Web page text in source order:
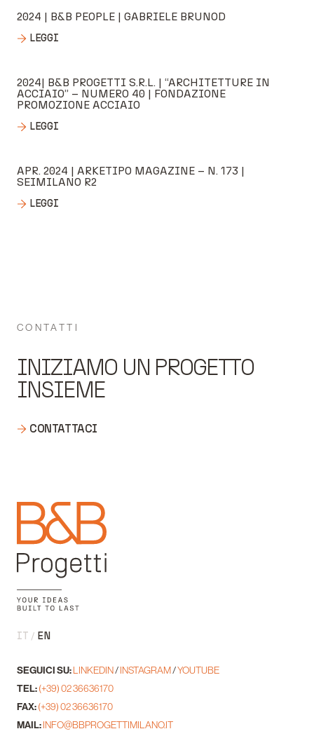
2024 | B&B PEOPLE | GABRIELE BRUNOD
LEGGI
2024| B&B PROGETTI S.R.L. | “ARCHITETTURE IN
ACCIAIO” – NUMERO 40 | FONDAZIONE
PROMOZIONE ACCIAIO
LEGGI
APR. 2024 | ARKETIPO MAGAZINE – N. 173 |
SEIMILANO R2
LEGGI
CONTATTI
INIZIAMO UN PROGETTO
INSIEME
CONTATTACI
IT EN
SEGUICI SU:LINKEDIN/INSTAGRAM/YOUTUBE
TEL:(+39) 02 36636170
FAX:(+39) 02 36636170
MAIL:INFO@BBPROGETTIMILANO.IT